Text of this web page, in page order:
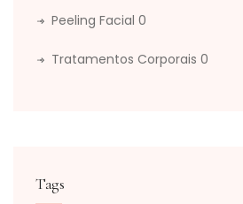
Peeling Facial 0
Tratamentos Corporais 0
Tags